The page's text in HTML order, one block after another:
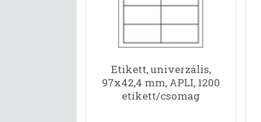
Etikett, univerzális,
97x42,4 mm, APLI, 1200
etikett/csomag